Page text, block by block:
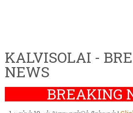
KALVISOLAI -
NEWS
BREAKING